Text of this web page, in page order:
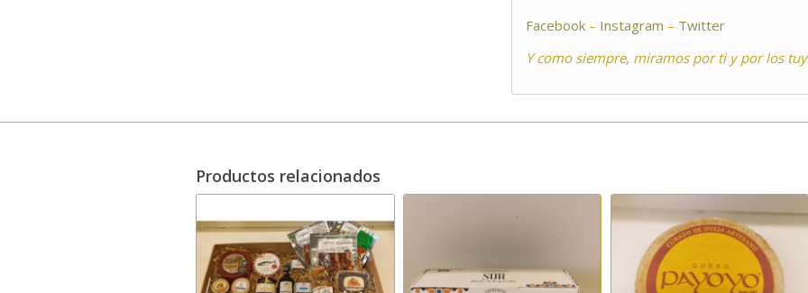
Facebook – Instagram – Twitter
Y como siempre, miramos por ti y por los
Productos relacionados